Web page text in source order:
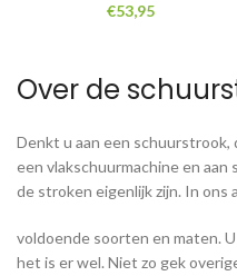
€53,95
Over de
Denkt u aan een schuurstrook,
een vlakschuurmachine en
de stroken eigenlijk zijn. In ons
voldoende soorten en maten.
het is er wel. Niet zo gek